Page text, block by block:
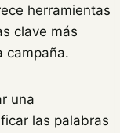
herramientas
clave más
campaña.
una
las palabras